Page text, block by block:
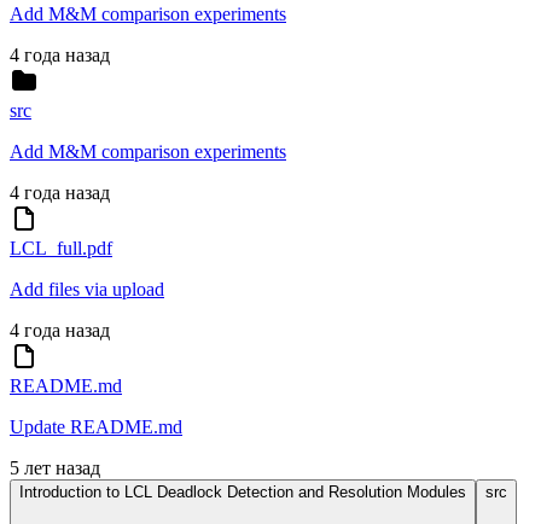
Add M&M comparison experiments
4 года назад
src
Add M&M comparison experiments
4 года назад
LCL_full.pdf
Add files via upload
4 года назад
README.md
Update README.md
5 лет назад
Introduction to LCL Deadlock Detection and Resolution Modules src